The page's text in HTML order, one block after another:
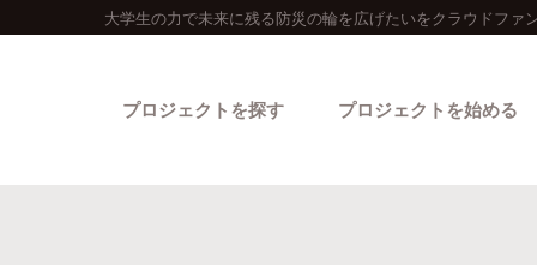
大学生の力で未来に残る防災の輪を広げたいをクラウドファ
プロジェクトを探す プロジェクトを始める